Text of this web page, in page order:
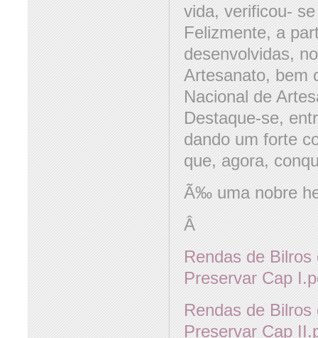
vida, verificou- se
Felizmente, a
desenvolvidas,
Artesanato, bem
Nacional de
Destaque-se,
dando um forte
que, agora,
Ã‰ uma nobre
Â
Rendas de
Preservar Cap
Rendas de
Preservar Cap